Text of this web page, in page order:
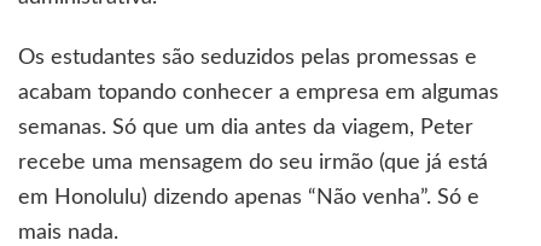
Os estudantes são seduzidos pelas promessas e
acabam topando conhecer a empresa em algumas
semanas. Só que um dia antes da viagem, Peter
recebe uma mensagem do seu irmão (que já está
em Honolulu) dizendo apenas “Não venha”. Só e
mais nada.